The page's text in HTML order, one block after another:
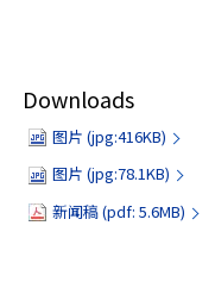
Downloads
图片 (jpg:416KB)
图片 (jpg:78.1KB)
新闻稿 (pdf: 5.6MB)